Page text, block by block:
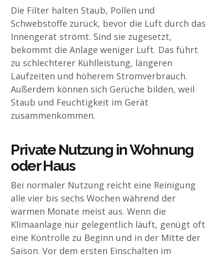
Die Filter halten Staub, Pollen und
Schwebstoffe zurück, bevor die Luft durch das
Innengerät strömt. Sind sie zugesetzt,
bekommt die Anlage weniger Luft. Das führt
zu schlechterer Kühlleistung, längeren
Laufzeiten und höherem Stromverbrauch.
Außerdem können sich Gerüche bilden, weil
Staub und Feuchtigkeit im Gerät
zusammenkommen.
Private Nutzung in Wohnung
oder Haus
Bei normaler Nutzung reicht eine Reinigung
alle vier bis sechs Wochen während der
warmen Monate meist aus. Wenn die
Klimaanlage nur gelegentlich läuft, genügt oft
eine Kontrolle zu Beginn und in der Mitte der
Saison. Vor dem ersten Einschalten im